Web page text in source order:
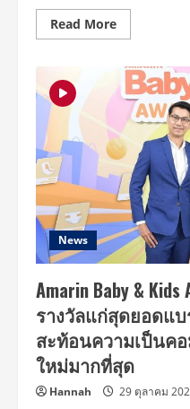
เด็กๆ
และ
ครอบครัว
เรียน
–
อย่าง
สร้างสรรค์
สนุก
ขึ้น
มัน
ขึ้น
และ
เข้ม
ข้น
ขึ้น
ทุก
วัน
อาทิตย์
9.45
–
10.15
น.
อมรินทร์
ทีวี
ชดี
ช่อง
34
Read MoreRead
more
School
Campus
Roadshow”
แคมเปญ
ชวน
เด็ก
อนุบาล
–
ประถม
ปล่อย
พลัง
สร้าง
จินตนาการ
และ
รู้จัก
การ
ตัว
รอด
สร้าง
ทักษะ
เด็ก
ไทย
ศตวรรษ
ที่
21
ให้
News
Amarin Baby &
รางวัลแก่สุดยอดแ
สะท้อนความเป็นค
ใหม่มากที่สุด
Hannah 29 ตุลาคม